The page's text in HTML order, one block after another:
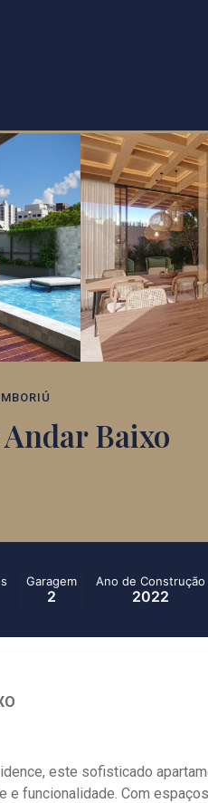
Baixo
Garagem
2
Ano de Construção
2022
este sofisticado
e funcionalidade. Com